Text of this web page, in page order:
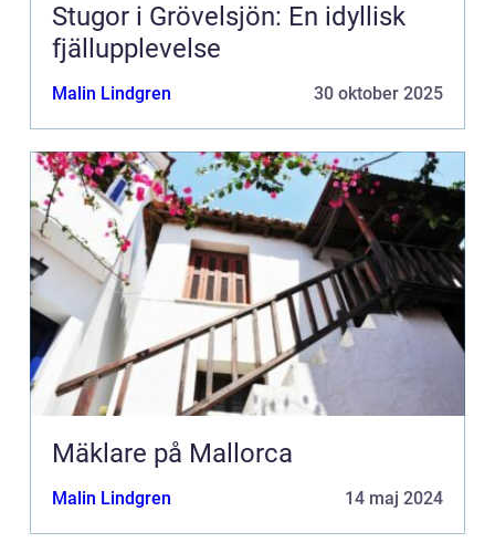
Stugor i Grövelsjön: En idyllisk
fjällupplevelse
Malin Lindgren 30 oktober 2025
Mäklare på Mallorca
Malin Lindgren 14 maj 2024